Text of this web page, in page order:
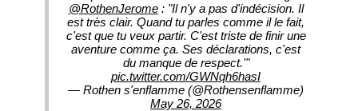
@RothenJerome: "Il n'y a pas d'indécision. Il
est très clair. Quand tu parles comme il le fait,
c'est que tu veux partir. C'est triste de finir une
aventure comme ça. Ses déclarations, c'est
du manque de respect.'"
pic.twitter.com/GWNqh6hasI
— Rothen s'enflamme (@Rothensenflamme)
May 26, 2026